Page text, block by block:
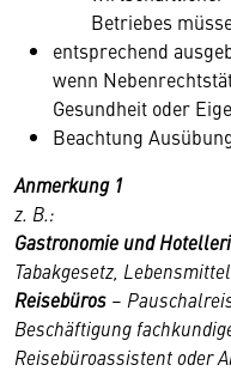
Betriebes
entsprechend
wenn
Gesundheit oder
Beachtung
Anmerkung 1
z. B.:
Gastronomie und
Tabakgesetz,
Reisebüros –
Beschäftigung
Reisebüroassistent oder